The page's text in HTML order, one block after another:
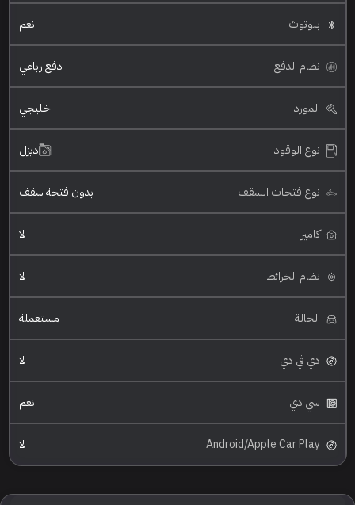
بلوتوث نعم
نظام الدفع دفع رباعي
المورد خليجي
نوع الوقود ديزل
نوع فتحات السقف بدون فتحة سقف
كاميرا لا
نظام الخرائط لا
الحالة مستعملة
دي في دي لا
سي دي نعم
Android/Apple Car Play لا